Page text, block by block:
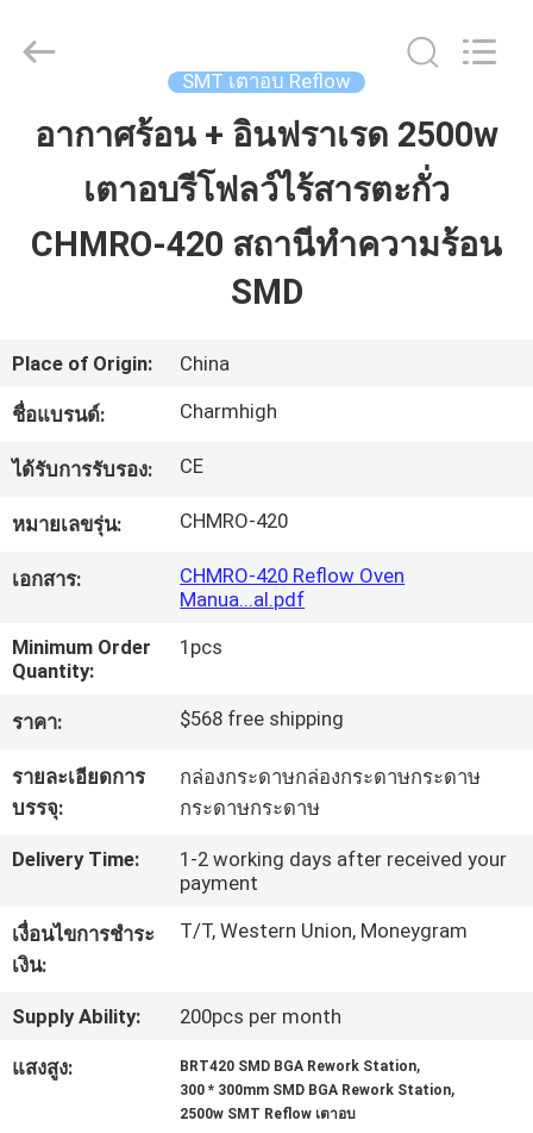
บ้าน
สินค้า
เกี่ยว
กับ
เรา
โรงงาน
ควบคุม
คุณภาพ
ติดต่อ
เรา
2026
CHARMHIGH
Reserved.
SMT เตาอบ Reflow
อากาศร้อน + อินฟราเรด 2500w
เตาอบรีโฟลว์ไร้สารตะกั่ว
CHMRO-420 สถานีทำความร้อน
SMD
Place of Origin: China
ชื่อแบรนด์: Charmhigh
ได้รับการรับรอง: CE
หมายเลขรุ่น: CHMRO-420
เอกสาร:
CHMRO-420 Reflow Oven
Manua...al.pdf
Minimum Order
Quantity:
1pcs
ราคา: $568 free shipping
รายละเอียดการ
บรรจุ:
กล่องกระดาษกล่องกระดาษกระดาษ
กระดาษกระดาษ
Delivery Time:
1-2 working days after received your
payment
เงื่อนไขการชำระ
เงิน:
T/T, Western Union, Moneygram
Supply Ability: 200pcs per month
แสงสูง: BRT420 SMD BGA Rework Station,
300 * 300mm SMD BGA Rework Station,
2500w SMT Reflow เตาอบ